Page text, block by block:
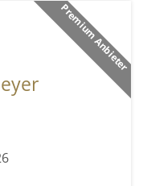
Premium Anbieter